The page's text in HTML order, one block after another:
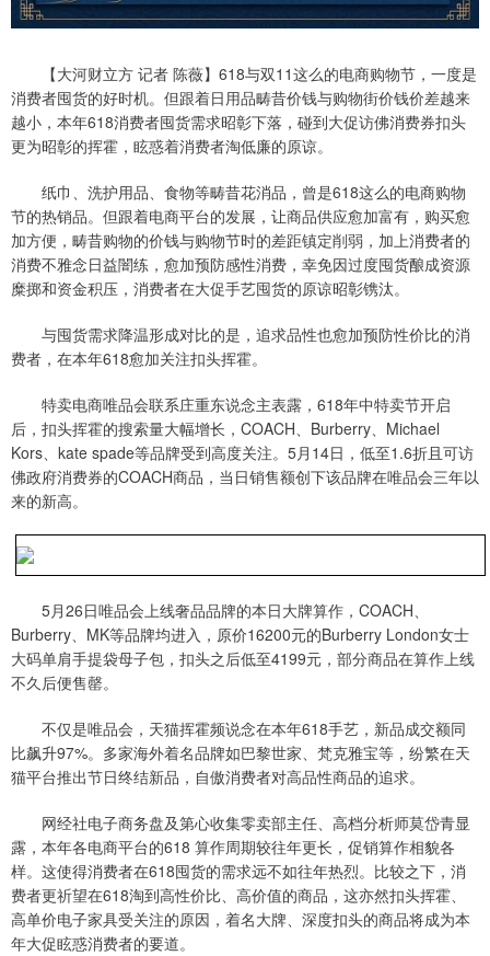
【大河财立方 记者 陈薇】618与双11这么的电商购物节，一度是
消费者囤货的好时机。但跟着日用品畴昔价钱与购物街价钱价差越来
越小，本年618消费者囤货需求昭彰下落，碰到大促访佛消费券扣头
更为昭彰的挥霍，眩惑着消费者淘低廉的原谅。
纸巾、洗护用品、食物等畴昔花消品，曾是618这么的电商购物
节的热销品。但跟着电商平台的发展，让商品供应愈加富有，购买愈
加方便，畴昔购物的价钱与购物节时的差距镇定削弱，加上消费者的
消费不雅念日益闇练，愈加预防感性消费，幸免因过度囤货酿成资源
糜掷和资金积压，消费者在大促手艺囤货的原谅昭彰镌汰。
与囤货需求降温形成对比的是，追求品性也愈加预防性价比的消
费者，在本年618愈加关注扣头挥霍。
特卖电商唯品会联系庄重东说念主表露，618年中特卖节开启
后，扣头挥霍的搜索量大幅增长，COACH、Burberry、Michael
Kors、kate spade等品牌受到高度关注。5月14日，低至1.6折且可访
佛政府消费券的COACH商品，当日销售额创下该品牌在唯品会三年以
来的新高。
5月26日唯品会上线奢品品牌的本日大牌算作，COACH、
Burberry、MK等品牌均进入，原价16200元的Burberry London女士
大码单肩手提袋母子包，扣头之后低至4199元，部分商品在算作上线
不久后便售罄。
不仅是唯品会，天猫挥霍频说念在本年618手艺，新品成交额同
比飙升97%。多家海外着名品牌如巴黎世家、梵克雅宝等，纷繁在天
猫平台推出节日终结新品，自傲消费者对高品性商品的追求。
网经社电子商务盘及第心收集零卖部主任、高档分析师莫岱青显
露，本年各电商平台的618 算作周期较往年更长，促销算作相貌各
样。这使得消费者在618囤货的需求远不如往年热烈。比较之下，消
费者更祈望在618淘到高性价比、高价值的商品，这亦然扣头挥霍、
高单价电子家具受关注的原因，着名大牌、深度扣头的商品将成为本
年大促眩惑消费者的要道。